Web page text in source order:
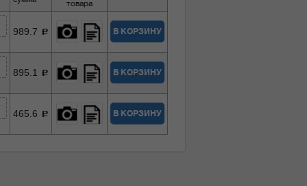
товара
989.7 c В КОРЗИНУ
895.1 c В КОРЗИНУ
465.6 c В КОРЗИНУ